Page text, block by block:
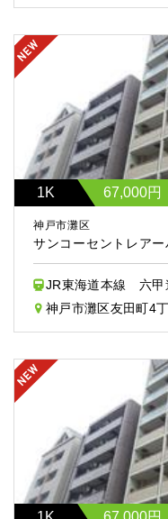
1K 67,000円
神戸市灘区
サンコーセントレアー
JR東海道本線 六
神戸市灘区友田町4